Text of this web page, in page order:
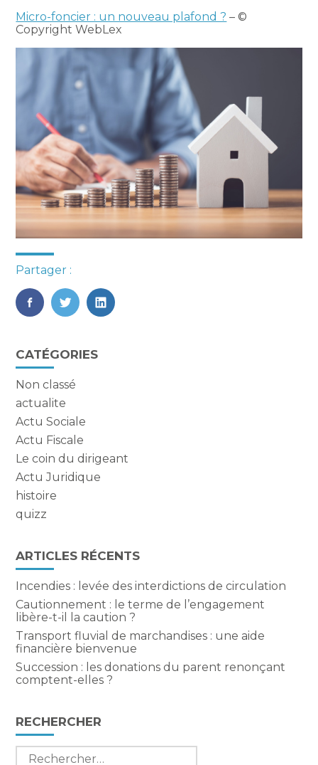
Micro-foncier : un nouveau plafond ? – ©
Copyright WebLex
Partager :
FaceBook
TwitterLinkedIn
Blog
sidebar
CATÉGORIES
Non classé
actualite
Actu Sociale
Actu Fiscale
Le coin du dirigeant
Actu Juridique
histoire
quizz
ARTICLES RÉCENTS
Incendies : levée des interdictions de circulation
Cautionnement : le terme de l’engagement
libère-t-il la caution ?
Transport fluvial de marchandises : une aide
financière bienvenue
Succession : les donations du parent renonçant
comptent-elles ?
RECHERCHER
Rechercher :